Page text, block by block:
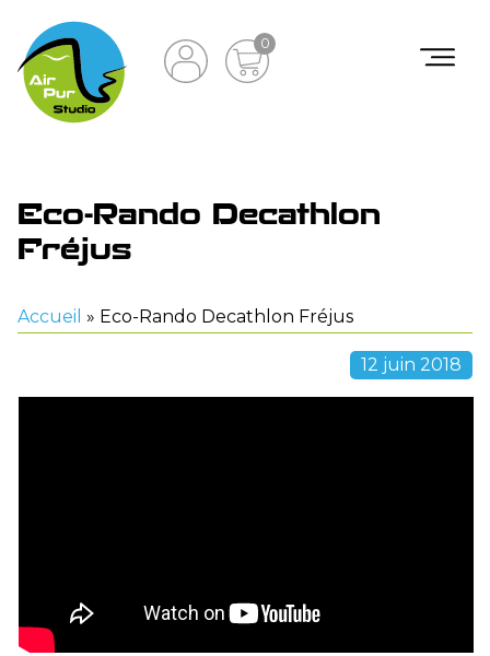
0
Eco-Rando Decathlon
Fréjus
Accueil » Eco-Rando Decathlon Fréjus
12 juin 2018